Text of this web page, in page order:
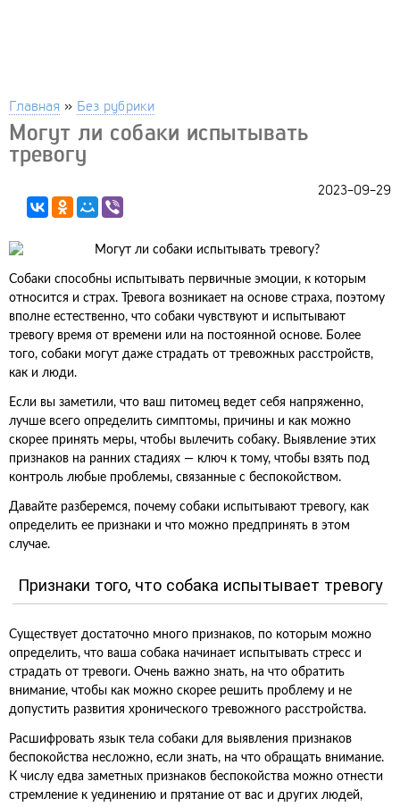
Главная » Без рубрики
Могут ли собаки испытывать
тревогу
2023-09-29
Собаки способны испытывать первичные эмоции, к которым
относится и страх. Тревога возникает на основе страха, поэтому
вполне естественно, что собаки чувствуют и испытывают
тревогу время от времени или на постоянной основе. Более
того, собаки могут даже страдать от тревожных расстройств,
как и люди.
Если вы заметили, что ваш питомец ведет себя напряженно,
лучше всего определить симптомы, причины и как можно
скорее принять меры, чтобы вылечить собаку. Выявление этих
признаков на ранних стадиях — ключ к тому, чтобы взять под
контроль любые проблемы, связанные с беспокойством.
Давайте разберемся, почему собаки испытывают тревогу, как
определить ее признаки и что можно предпринять в этом
случае.
Признаки того, что собака испытывает тревогу
Существует достаточно много признаков, по которым можно
определить, что ваша собака начинает испытывать стресс и
страдать от тревоги. Очень важно знать, на что обратить
внимание, чтобы как можно скорее решить проблему и не
допустить развития хронического тревожного расстройства.
Расшифровать язык тела собаки для выявления признаков
беспокойства несложно, если знать, на что обращать внимание.
К числу едва заметных признаков беспокойства можно отнести
стремление к уединению и прятание от вас и других людей,